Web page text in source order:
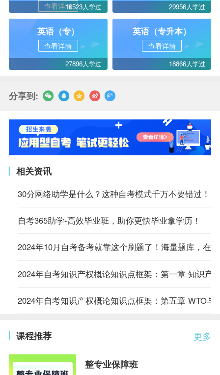
查看详情16523人学过 29956人学过
英语（专）
查看详情
27896人学过
英语（专升本）
查看详情
18866人学过
分享到:
相关资讯
30分网络助学是什么？这种自考模式千万不要错过！
自考365助学-高效毕业班，助你更快毕业拿学历！
2024年10月自考备考就靠这个刷题了！海量题库，在
2024年自考知识产权概论知识点框架：第一章 知识产
2024年自考知识产权概论知识点框架：第五章 WTO与
更多
课程推荐
整专业保障班